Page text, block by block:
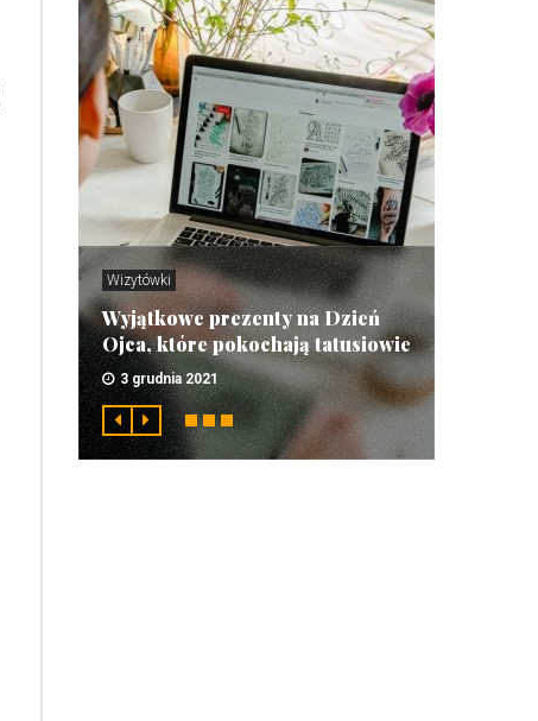
Wizytówki
Wyjątkowe prezenty na Dzień
Ojca, które pokochają tatusiowie
3 grudnia 2021